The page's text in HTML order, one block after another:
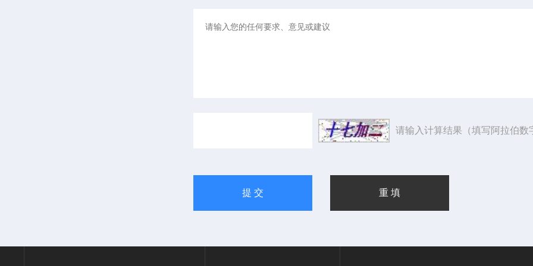
请输入计算结果（填写阿拉伯数